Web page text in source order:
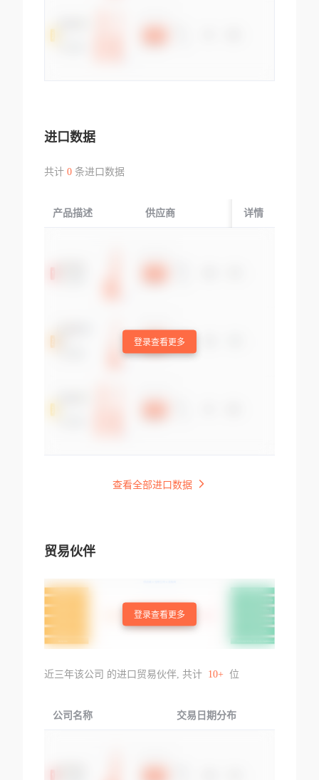
进口数据
共计 0条进口数据
产品描述 供应商 起运国/地区
详情
登录查看更多
查看全部进口数据
贸易伙伴
登录查看更多
近三年该公司 的进口贸易伙伴, 共计 10+ 位
公司名称 交易日期分布